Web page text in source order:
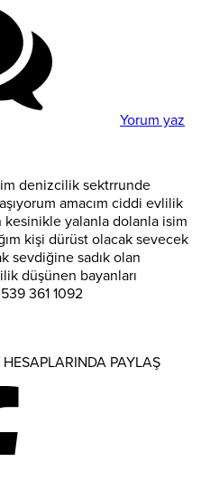
Yorum yaz
denizcilik sektrrunde
amacım ciddi evlilik
kesinikle yalanla dolanla isim
kişi dürüst olacak sevecek
sevdiğine sadık olan
düşünen bayanları
361 1092
PAYLAŞ